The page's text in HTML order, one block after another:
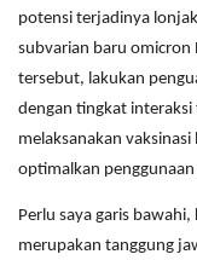
potensi terjadinya
subvarian baru omicron
tersebut, lakukan
dengan tingkat
melaksanakan
optimalkan
Perlu saya garis
merupakan tanggung